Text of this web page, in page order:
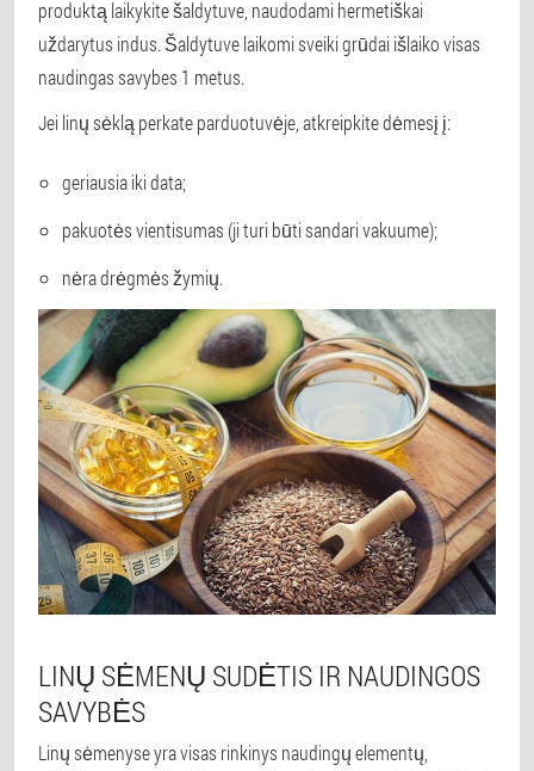
produktą laikykite šaldytuve, naudodami hermetiškai
uždarytus indus. Šaldytuve laikomi sveiki grūdai išlaiko visas
naudingas savybes 1 metus.
Jei linų sėklą perkate parduotuvėje, atkreipkite dėmesį į:
geriausia iki data;
pakuotės vientisumas (ji turi būti sandari vakuume);
nėra drėgmės žymių.
LINŲ SĖMENŲ SUDĖTIS IR NAUDINGOS
SAVYBĖS
Linų sėmenyse yra visas rinkinys naudingų elementų,